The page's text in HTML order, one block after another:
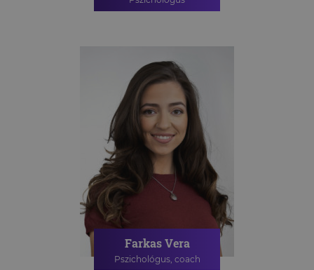
TANÁCSADÁS
Farkas Vera
Pszichológus, coach